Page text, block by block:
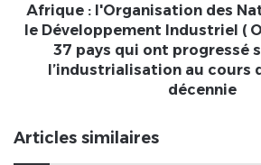
Industriel
qui
Afrique : l'Organisation des
le Développement Industriel (
37 pays qui ont progressé
l’industrialisation au cours
décennie
Articles similaires